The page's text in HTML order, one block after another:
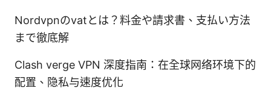
Nordvpnのvatとは？料金や請求書、支払い方法
まで徹底解
Clash verge VPN 深度指南：在全球网络环境下的
配置、隐私与速度优化